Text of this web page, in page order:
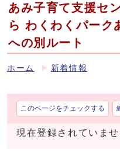
あみ子育て支援セ
ら わくわくパーク
への別ルート
ホーム 新着情報
このページをチェックする
現在登録されていませ